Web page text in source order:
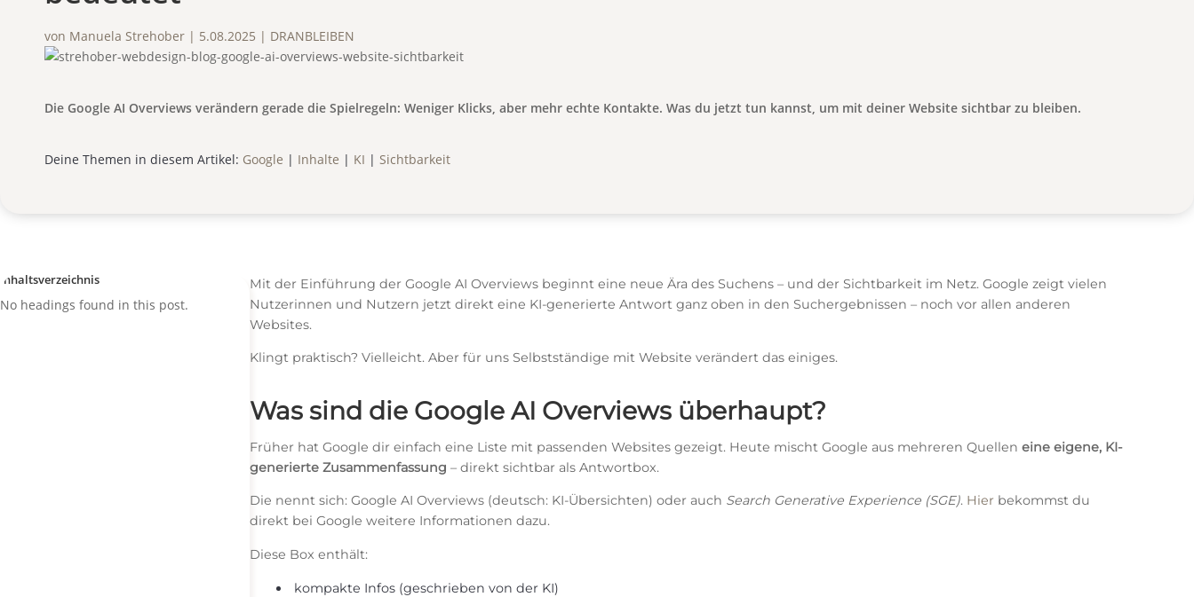
von Manuela Strehober | 5.08.2025 | DRANBLEIBEN
Die Google AI Overviews verändern gerade die Spielregeln: Weniger Klicks, aber mehr echte Kontakte. Was du jetzt tun kannst, um mit deiner Website sichtbar zu bleiben.
Deine Themen in diesem Artikel: Google | Inhalte | KI | Sichtbarkeit
Inhaltsverzeichnis
No headings found in this post.
Mit der Einführung der Google AI Overviews beginnt eine neue Ära des Suchens – und der Sichtbarkeit im Netz. Google zeigt vielen
Nutzerinnen und Nutzern jetzt direkt eine KI-generierte Antwort ganz oben in den Suchergebnissen – noch vor allen anderen
Websites.
Klingt praktisch? Vielleicht. Aber für uns Selbstständige mit Website verändert das einiges.
Was sind die Google AI Overviews überhaupt?
Früher hat Google dir einfach eine Liste mit passenden Websites gezeigt. Heute mischt Google aus mehreren Quellen eine eigene, KI-
generierte Zusammenfassung – direkt sichtbar als Antwortbox.
Die nennt sich: Google AI Overviews (deutsch: KI-Übersichten) oder auch Search Generative Experience (SGE). Hier bekommst du
direkt bei Google weitere Informationen dazu.
Diese Box enthält:
kompakte Infos (geschrieben von der KI)